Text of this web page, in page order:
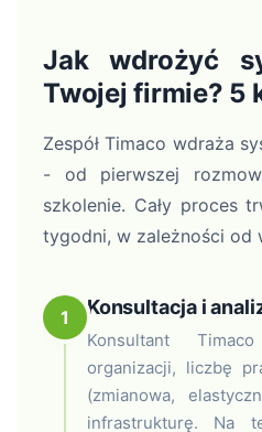
Jak wdrożyć
Twojej firmie? 5
Zespół Timaco wdraża
- od pierwszej
szkolenie. Cały proces
tygodni, w zależności od
1 Konsultacja i
Konsultant
organizacji, liczbę
(zmianowa,
infrastrukturę. Na